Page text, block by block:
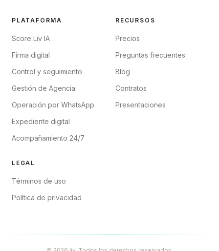
PLATAFORMA
Score Liv IA
Firma digital
Control y seguimiento
Gestión de Agencia
Operación por WhatsApp
Expediente digital
Acompañamiento 24/7
RECURSOS
Precios
Preguntas frecuentes
Blog
Contratos
Presentaciones
LEGAL
Términos de uso
Política de privacidad